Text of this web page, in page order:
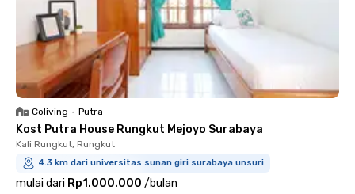
Coliving • Putra
Kost Putra House Rungkut Mejoyo Surabaya
Kali Rungkut, Rungkut
4.3 km dari universitas sunan giri surabaya unsuri
mulai dari Rp1.000.000 /bulan